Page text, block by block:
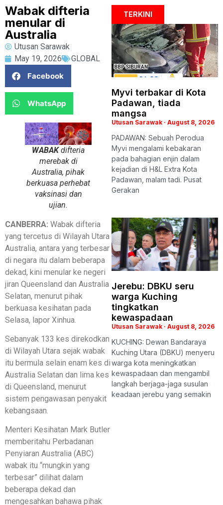
Wabak difteria
menular di
Australia
Utusan Sarawak
May 19, 2026
GLOBAL
Facebook
WhatsApp
WABAKdifteria
merebak di
Australia, pihak
berkuasa perhebat
vaksinasi dan
ujian.
CANBERRA: Wabak difteria
yang tercetus di Wilayah Utara
Australia, antara yang terbesar
di negara itu dalam beberapa
dekad, kini menular ke negeri
jiran Queensland dan Australia
Selatan, menurut pihak
berkuasa kesihatan pada
Selasa, lapor Xinhua.
Sebanyak 133 kes direkodkan
di Wilayah Utara sejak wabak
itu bermula selain enam kes di
Australia Selatan dan lima kes
di Queensland, menurut
sistem pengawasan penyakit
kebangsaan.
Menteri Kesihatan Mark Butler
memberitahu Perbadanan
Penyiaran Australia (ABC)
wabak itu “mungkin yang
terbesar” dilihat dalam
beberapa dekad dan
mengesahkan bahawa pihak
TERKINI
Myvi terbakar di Kota
Padawan, tiada
mangsa
Utusan Sarawak August 8, 2026
PADAWAN: Sebuah Perodua
Myvi mengalami kebakaran
pada bahagian enjin dalam
kejadian di H&L Extra Kota
Padawan, malam tadi. Pusat
Gerakan
Jerebu: DBKU seru
warga Kuching
tingkatkan
kewaspadaan
Utusan Sarawak August 8, 2026
KUCHING: Dewan Bandaraya
Kuching Utara (DBKU) menyeru
warga kota meningkatkan
kewaspadaan dan mengambil
langkah berjaga-jaga susulan
keadaan jerebu yang semakin